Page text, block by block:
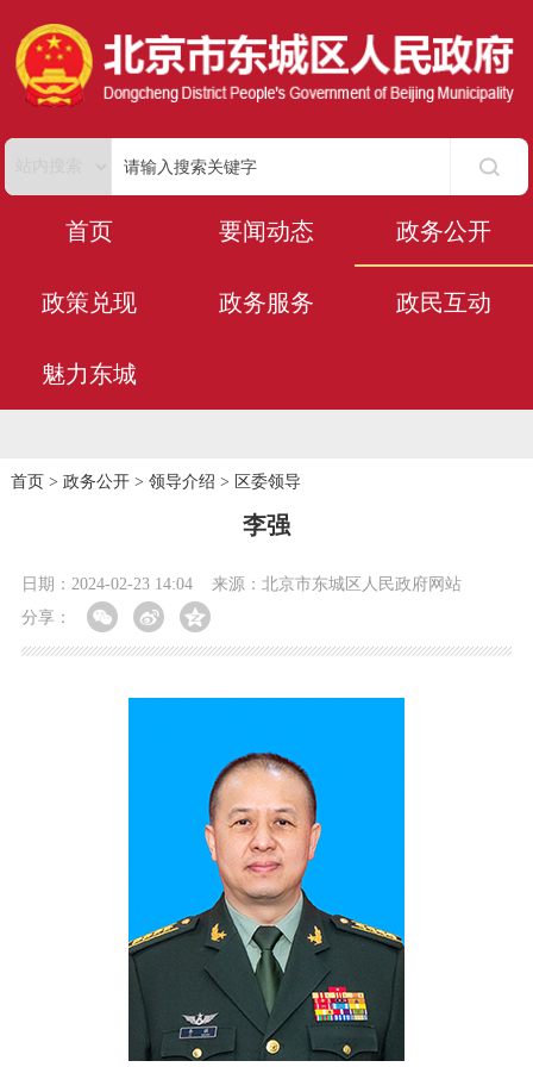
首页 要闻动态 政务公开
政策兑现 政务服务 政民互动
魅力东城
首页 > 政务公开> 领导介绍 > 区委领导
李强
日期：2024-02-23 14:04
来源：北京市东城区人民政府网站
分享：